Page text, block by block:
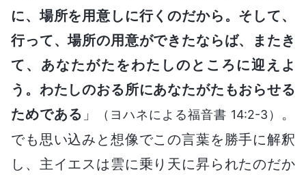
に、場所を用意しに行くのだから。そして、
行って、場所の用意ができたならば、またき
て、あなたがたをわたしのところに迎えよ
う。わたしのおる所にあなたがたもおらせる
ためである 」 （ヨハネによる福音書 14:2-3） 。
でも思い込みと想像でこの言葉を勝手に解釈
し、主イエスは雲に乗り天に昇られたのだか